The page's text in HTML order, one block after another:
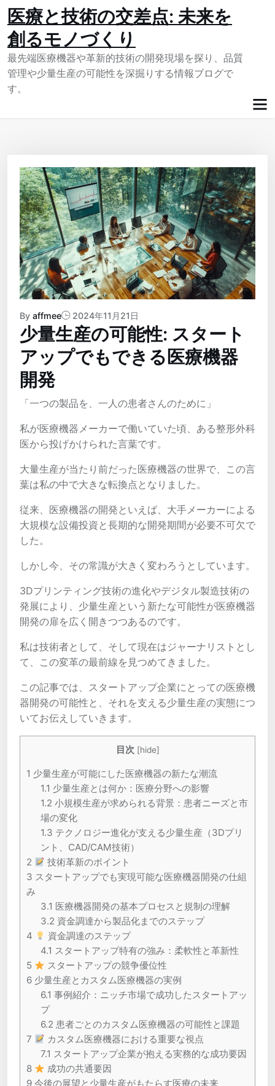
Skip
to
content
医療と技術の交差点: 未来を
創るモノづくり
最先端医療機器や革新的技術の開発現場を探り、品質
管理や少量生産の可能性を深掘りする情報ブログで
す。
By affmee 2024年11月21日
少量生産の可能性: スタート
アップでもできる医療機器
開発
「一つの製品を、一人の患者さんのために」
私が医療機器メーカーで働いていた頃、ある整形外科
医から投げかけられた言葉です。
大量生産が当たり前だった医療機器の世界で、この言
葉は私の中で大きな転換点となりました。
従来、医療機器の開発といえば、大手メーカーによる
大規模な設備投資と長期的な開発期間が必要不可欠で
した。
しかし今、その常識が大きく変わろうとしています。
3Dプリンティング技術の進化やデジタル製造技術の
発展により、少量生産という新たな可能性が医療機器
開発の扉を広く開きつつあるのです。
私は技術者として、そして現在はジャーナリストとし
て、この変革の最前線を見つめてきました。
この記事では、スタートアップ企業にとっての医療機
器開発の可能性と、それを支える少量生産の実態につ
いてお伝えしていきます。
目次 [hide]
1 少量生産が可能にした医療機器の新たな潮流
1.1 少量生産とは何か：医療分野への影響
1.2 小規模生産が求められる背景：患者ニーズと市
場の変化
1.3 テクノロジー進化が支える少量生産（3Dプリ
ント、CAD/CAM技術）
2
技術革新のポイント
3 スタートアップでも実現可能な医療機器開発の仕組
み
3.1 医療機器開発の基本プロセスと規制の理解
3.2 資金調達から製品化までのステップ
4
資金調達のステップ
4.1 スタートアップ特有の強み：柔軟性と革新性
5
スタートアップの競争優位性
6 少量生産とカスタム医療機器の実例
6.1 事例紹介：ニッチ市場で成功したスタートアッ
プ
6.2 患者ごとのカスタム医療機器の可能性と課題
7
カスタム医療機器における重要な視点
7.1 スタートアップ企業が抱える実務的な成功要因
8
成功の共通要因
9 今後の展望と少量生産がもたらす医療の未来